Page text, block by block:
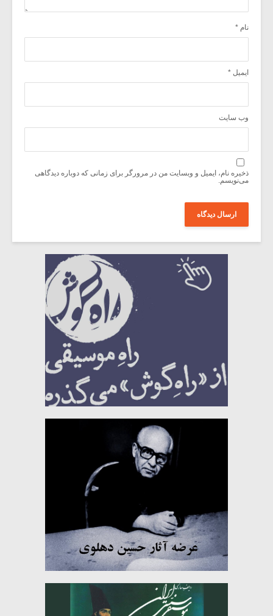
نام *
ایمیل *
وب‌ سایت
ذخیره نام، ایمیل و وبسایت من در مرورگر برای زمانی که دوباره دیدگاهی
می‌نویسم.